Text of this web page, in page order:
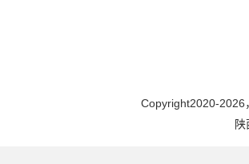
Copyright2020-2026